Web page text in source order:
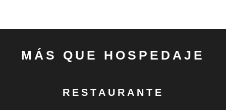
MÁS QUE HOSPEDAJE
TIENDA NM